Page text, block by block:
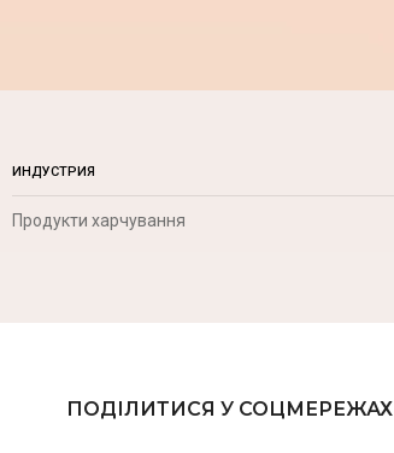
ИНДУСТРИЯ
Продукти харчування
ПОДІЛИТИСЯ У СОЦМЕРЕЖАХ